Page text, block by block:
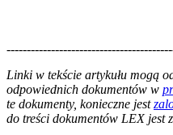
Linki w tekście artykułu mogą
odpowiednich dokumentów w
te dokumenty, konieczne jest
do treści dokumentów LEX jest